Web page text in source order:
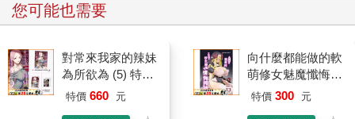
您可能也需要
對常來我家的辣妹
為所欲為 (5) 特裝
版
特價 660 元
向什麼都能做的軟
萌修女魅魔懺悔榨
精
特價 300 元